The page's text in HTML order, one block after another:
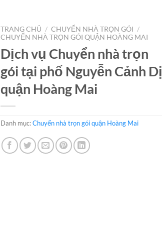
TRANG CHỦ / CHUYỂN NHÀ TRỌN GÓI /
CHUYỂN NHÀ TRỌN GÓI QUẬN HOÀNG MAI
Dịch vụ Chuyển nhà trọn
gói tại phố Nguyễn Cảnh Dị
quận Hoàng Mai
Danh mục:Chuyển nhà trọn gói quận Hoàng Mai